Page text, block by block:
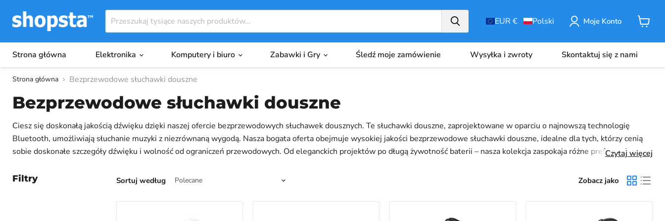
EUR € Polski Moje Konto
Strona główna Elektronika Komputery i biuro Zabawki i Gry Śledź moje zamówienie Wysyłka i zwroty Skontaktuj się z nami
Strona główna Bezprzewodowe słuchawki douszne
Bezprzewodowe słuchawki douszne
Ciesz się doskonałą jakością dźwięku dzięki naszej ofercie bezprzewodowych słuchawek dousznych. Te słuchawki douszne, zaprojektowane w oparciu o najnowszą technologię
Bluetooth, umożliwiają słuchanie muzyki z niezrównaną wygodą. Nasza bogata oferta obejmuje wysokiej jakości bezprzewodowe słuchawki douszne, idealne dla tych, którzy cenią
sobie doskonałe szczegóły dźwięku i wolność od ograniczeń przewodowych. Od eleganckich projektów po długą żywotność baterii – nasza kolekcja zaspokaja różne preferencje,
słuchawek dousznych i zmień sposób, w jaki dziś słuchasz muzyki.
Czytaj więcej
Filtry Sortuj według Zobacz jako